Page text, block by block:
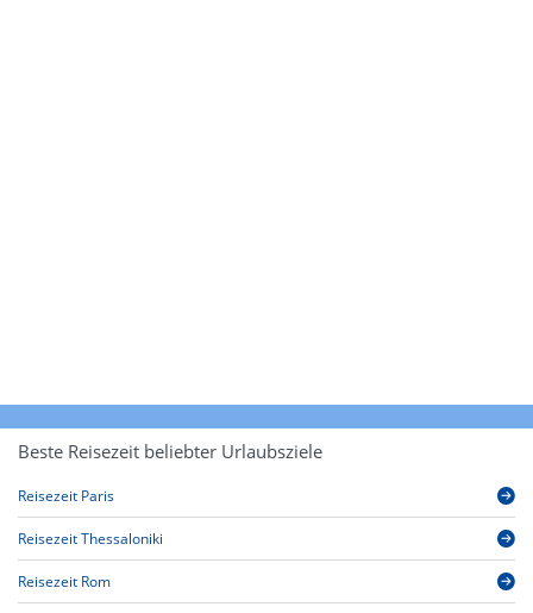
Beste Reisezeit beliebter Urlaubsziele
Reisezeit Paris
Reisezeit Thessaloniki
Reisezeit Rom